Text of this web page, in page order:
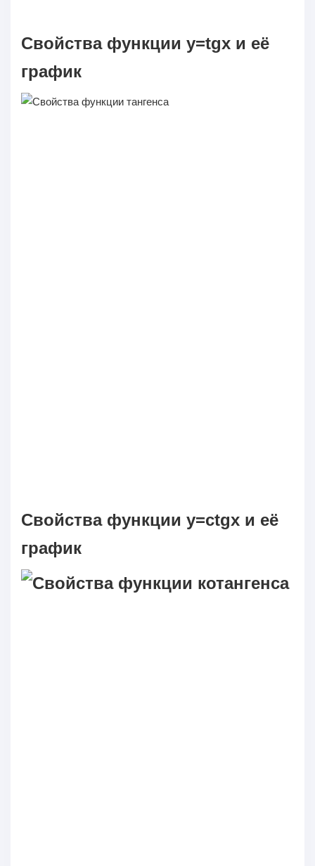
Свойства функции y=tgx и её
график
Свойства функции y=ctgx и её
график